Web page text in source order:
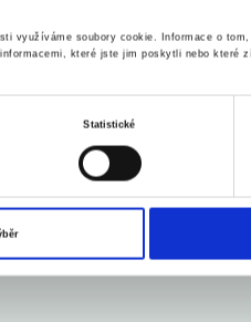
využíváme soubory cookie. Informace o
které jste jim poskytli nebo které
Statistické